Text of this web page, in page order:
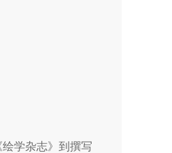
学杂志》到撰写